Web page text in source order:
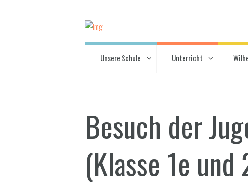
Unsere Schule Unterricht
Besuch der
(Klasse 1e und